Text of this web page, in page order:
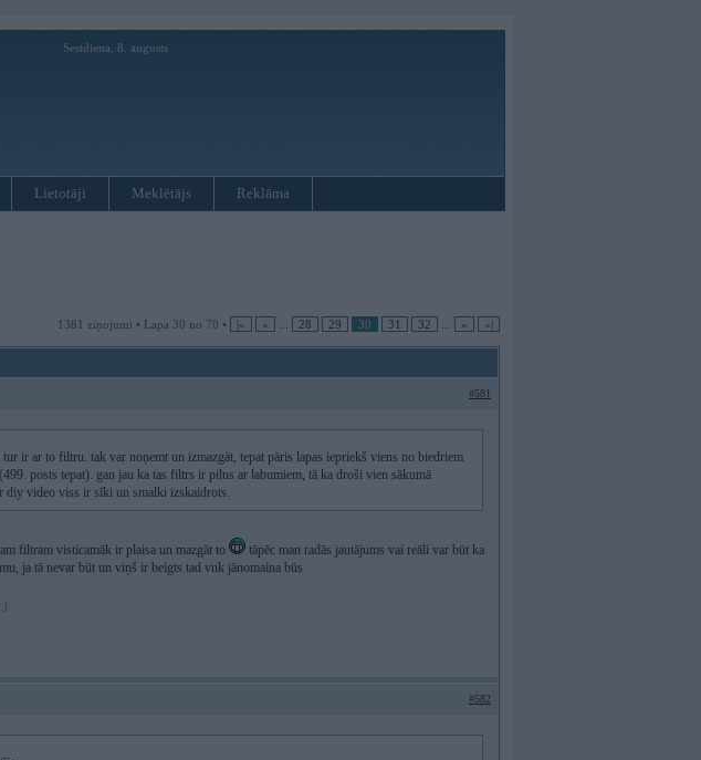
Sestdiena, 8. augusts
Lietotāji Meklētājs Reklāma
1381 ziņojumi • Lapa 30 no 70 • |« « 28 29 30 31 32 » »|
#581
tur ir ar to filtru. tak var noņemt un izmazgāt, tepat pāris lapas iepriekš viens no biedriem
posts tepat). gan jau ka tas filtrs ir pilns ar labumiem, tā ka droši vien sākumā
diy video viss ir sīki un smalki izskaidrots.
filtram visticamāk ir plaisa un mazgāt to
tāpēc man radās jautājums vai reāli var būt ka
ja tā nevar būt un viņš ir beigts tad vnk jānomaina būs
]
#582